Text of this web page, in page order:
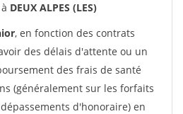
DEUX ALPES (LES)
, en fonction des contrats
des délais d'attente ou un
des frais de santé
(généralement sur les forfaits
d'honoraire) en